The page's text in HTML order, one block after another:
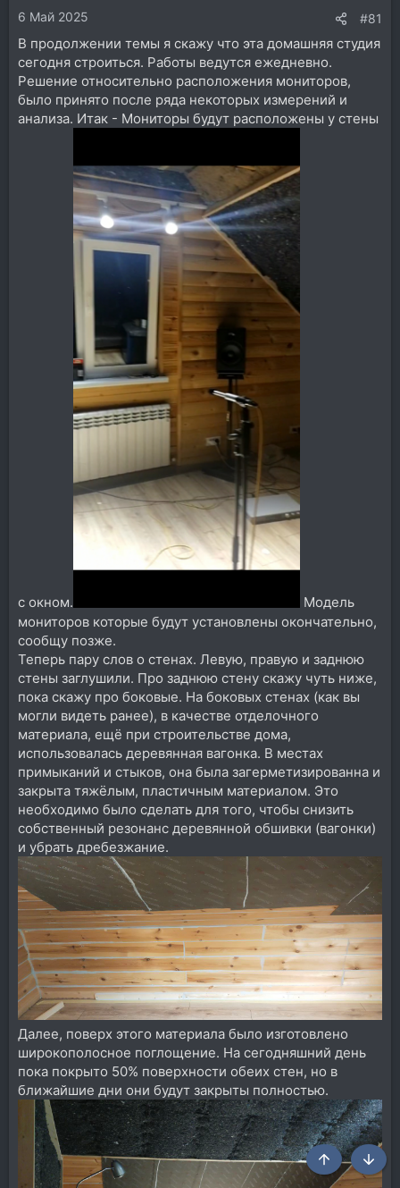
:6 Май 2025 #81
В продолжении темы я скажу что эта домашняя студия
сегодня строиться. Работы ведутся ежедневно.
Решение относительно расположения мониторов,
было принято после ряда некоторых измерений и
анализа. Итак - Мониторы будут расположены у стены
с окном.
Модель
мониторов которые будут установлены окончательно,
сообщу позже.
Теперь пару слов о стенах. Левую, правую и заднюю
стены заглушили. Про заднюю стену скажу чуть ниже,
пока скажу про боковые. На боковых стенах (как вы
могли видеть ранее), в качестве отделочного
материала, ещё при строительстве дома,
использовалась деревянная вагонка. В местах
примыканий и стыков, она была загерметизированна и
закрыта тяжёлым, пластичным материалом. Это
необходимо было сделать для того, чтобы снизить
собственный резонанс деревянной обшивки (вагонки)
и убрать дребезжание.
Далее, поверх этого материала было изготовлено
широкополосное поглощение. На сегодняшний день
пока покрыто 50% поверхности обеих стен, но в
ближайшие дни они будут закрыты полностью.